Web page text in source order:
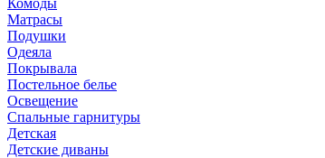
Комоды
Матрасы
Подушки
Одеяла
Покрывала
Постельное белье
Освещение
Спальные гарнитуры
Детская
Детские диваны